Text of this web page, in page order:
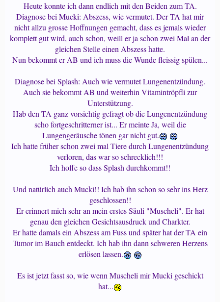
Heute konnte ich dann endlich mit den Beiden zum TA.
Diagnose bei Mucki: Abszess, wie vermutet. Der TA hat mir
nicht allzu grosse Hoffnungen gemacht, dass es jemals wieder
komplett gut wird, auch schon, weill er ja schon zwei Mal an der
gleichen Stelle einen Abszess hatte.
Nun bekommt er AB und ich muss die Wunde fleissig spülen...
Diagnose bei Splash: Auch wie vermutet Lungenentzündung.
Auch sie bekommt AB und weiterhin Vitamintröpfli zur
Unterstützung.
Hab den TA ganz vorsichtig gefragt ob die Lungenentzündung
scho fortgeschritterner ist... Er meinte Ja, weil die
Lungengeräusche tönen gar nicht gut.
Ich hatte früher schon zwei mal Tiere durch Lungenentzündung
verloren, das war so schrecklich!!!
Ich hoffe so dass Splash durchkommt!!
Und natürlich auch Mucki!! Ich hab ihn schon so sehr ins Herz
geschlossen!!
Er erinnert mich sehr an mein erstes Säuli "Muscheli". Er hat
genau den gleichen Gesichtsausdruck und Charkter.
Er hatte damals ein Abszess am Fuss und später hat der TA ein
Tumor im Bauch entdeckt. Ich hab ihn dann schweren Herzens
erlösen lassen.
Es ist jetzt fasst so, wie wenn Muscheli mir Mucki geschickt
hat...